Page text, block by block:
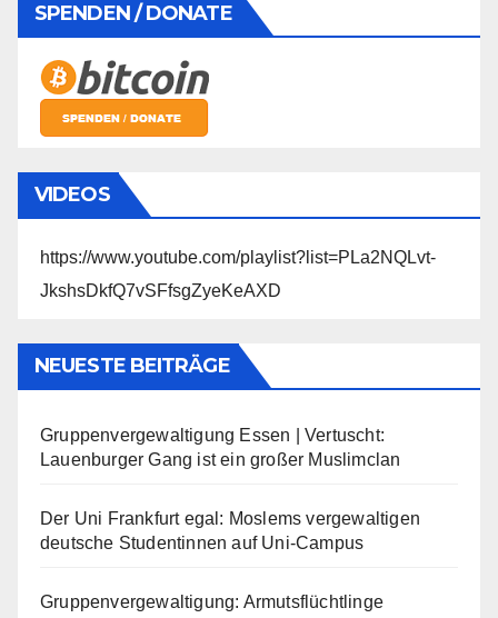
SPENDEN / DONATE
VIDEOS
https://www.youtube.com/playlist?list=PLa2NQLvt-
JkshsDkfQ7vSFfsgZyeKeAXD
NEUESTE BEITRÄGE
Gruppenvergewaltigung Essen | Vertuscht:
Lauenburger Gang ist ein großer Muslimclan
Der Uni Frankfurt egal: Moslems vergewaltigen
deutsche Studentinnen auf Uni-Campus
Gruppenvergewaltigung: Armutsflüchtlinge